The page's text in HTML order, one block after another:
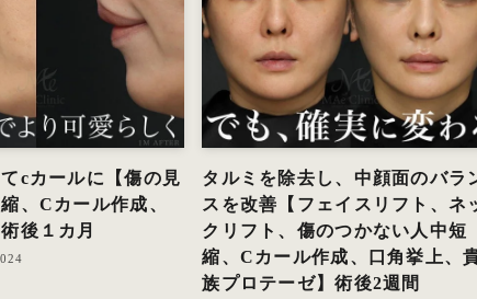
cカールに【傷の見
、Cカール作成、
後１カ月
タルミを除去し、中顔面のバラ
スを改善【フェイスリフト、ネ
クリフト、傷のつかない人中短
縮、Cカール作成、口角挙上、
族プロテーゼ】術後2週間